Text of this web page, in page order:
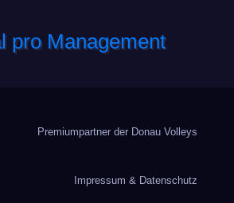
Premiumpartner der Donau Volleys
Impressum & Datenschutz